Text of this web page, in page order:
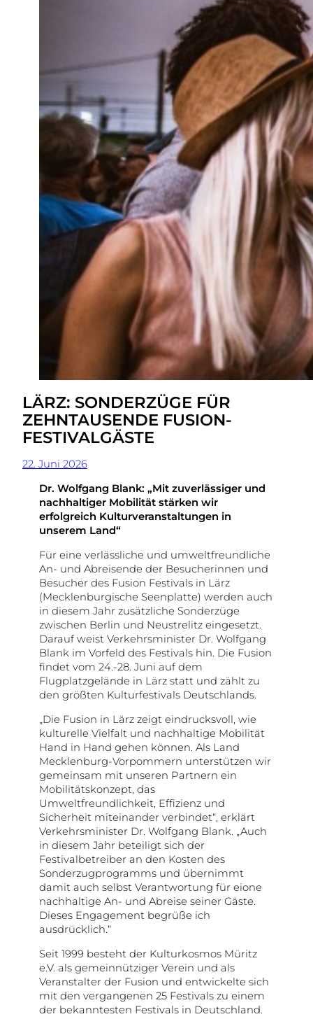
LÄRZ: SONDERZÜGE FÜR
ZEHNTAUSENDE FUSION-
FESTIVALGÄSTE
22. Juni 2026
Dr. Wolfgang Blank: „Mit zuverlässiger und
nachhaltiger Mobilität stärken wir
erfolgreich Kulturveranstaltungen in
unserem Land“
Für eine verlässliche und umweltfreundliche
An- und Abreisende der Besucherinnen und
Besucher des Fusion Festivals in Lärz
(Mecklenburgische Seenplatte) werden auch
in diesem Jahr zusätzliche Sonderzüge
zwischen Berlin und Neustrelitz eingesetzt.
Darauf weist Verkehrsminister Dr. Wolfgang
Blank im Vorfeld des Festivals hin. Die Fusion
findet vom 24.-28. Juni auf dem
Flugplatzgelände in Lärz statt und zählt zu
den größten Kulturfestivals Deutschlands.
„Die Fusion in Lärz zeigt eindrucksvoll, wie
kulturelle Vielfalt und nachhaltige Mobilität
Hand in Hand gehen können. Als Land
Mecklenburg-Vorpommern unterstützen wir
gemeinsam mit unseren Partnern ein
Mobilitätskonzept, das
Umweltfreundlichkeit, Effizienz und
Sicherheit miteinander verbindet“, erklärt
Verkehrsminister Dr. Wolfgang Blank. „Auch
in diesem Jahr beteiligt sich der
Festivalbetreiber an den Kosten des
Sonderzugprogramms und übernimmt
damit auch selbst Verantwortung für eione
nachhaltige An- und Abreise seiner Gäste.
Dieses Engagement begrüße ich
ausdrücklich.“
Seit 1999 besteht der Kulturkosmos Müritz
e.V. als gemeinnütziger Verein und als
Veranstalter der Fusion und entwickelte sich
mit den vergangenen 25 Festivals zu einem
der bekanntesten Festivals in Deutschland.